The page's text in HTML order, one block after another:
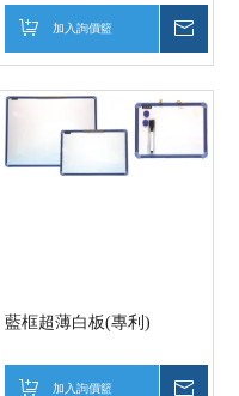
加入詢價籃
藍框超薄白板(專利)
加入詢價籃